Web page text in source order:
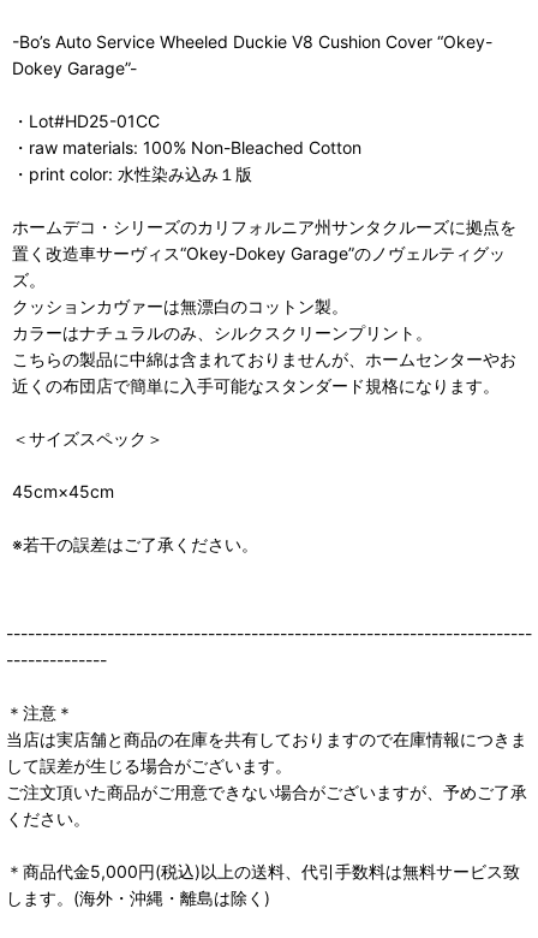
-Bo’s Auto Service Wheeled Duckie V8 Cushion Cover “Okey-
Dokey Garage”-
・Lot#HD25-01CC
・raw materials: 100% Non-Bleached Cotton
・print color: 水性染み込み１版
ホームデコ・シリーズのカリフォルニア州サンタクルーズに拠点を
置く改造車サーヴィス“Okey-Dokey Garage”のノヴェルティグッ
ズ。
クッションカヴァーは無漂白のコットン製。
カラーはナチュラルのみ、シルクスクリーンプリント。
こちらの製品に中綿は含まれておりませんが、ホームセンターやお
近くの布団店で簡単に入手可能なスタンダード規格になります。
＜サイズスペック＞
45cm×45cm
※若干の誤差はご了承ください。
-------------------------------------------------------------------------
--------------
＊注意＊
当店は実店舗と商品の在庫を共有しておりますので在庫情報につきま
して誤差が生じる場合がございます。
ご注文頂いた商品がご用意できない場合がございますが、予めご了承
ください。
＊商品代金5,000円(税込)以上の送料、代引手数料は無料サービス致
します。(海外・沖縄・離島は除く)